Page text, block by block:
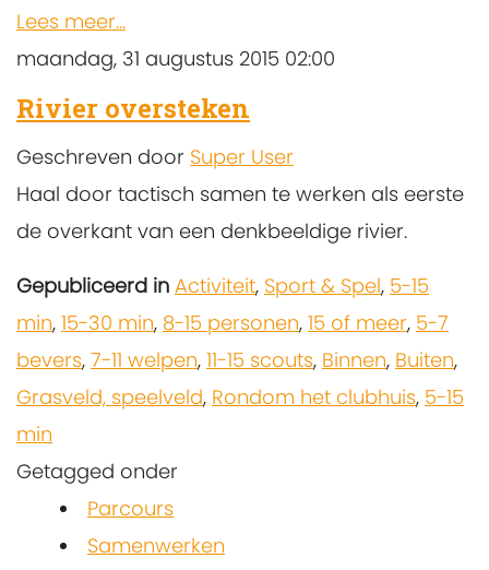
Lees meer...
maandag, 31 augustus 2015 02:00
Rivier oversteken
Geschreven door Super User
Haal door tactisch samen te werken als eerste
de overkant van een denkbeeldige rivier.
Gepubliceerd in Activiteit, Sport & Spel, 5-15
min, 15-30 min, 8-15 personen, 15 of meer, 5-7
bevers, 7-11 welpen, 11-15 scouts, Binnen, Buiten,
Grasveld, speelveld, Rondom het clubhuis, 5-15
min
Getagged onder
Parcours
Samenwerken